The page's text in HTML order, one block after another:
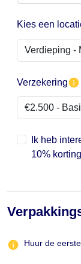
Kies een
Verzekering
Ik heb
10%
Huur de